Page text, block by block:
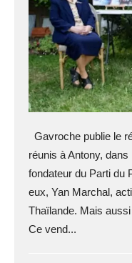
Gavroche publie le
réunis à Antony,
fondateur du Parti du
eux, Yan Marchal,
Thaïlande. Mais
Ce vend...